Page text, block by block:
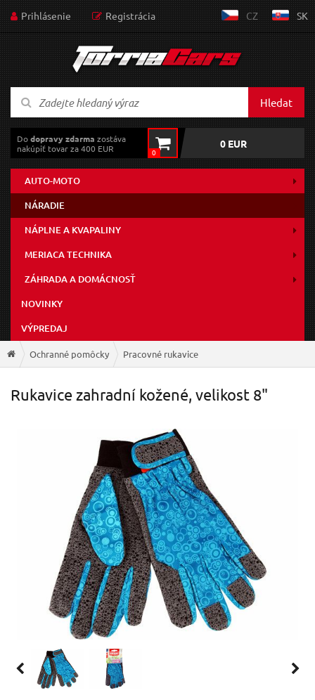
Prihlásenie Registrácia CZ SK
Hledat
Dodopravy zdarma zostáva
nakúpiť tovar za 400 EUR
0
0 EUR
AUTO-MOTO
NÁRADIE
NÁPLNE A KVAPALINY
MERIACA TECHNIKA
ZÁHRADA A DOMÁCNOSŤ
NOVINKY
VÝPREDAJ
Ochranné pomôcky Pracovné rukavice
Rukavice zahradní kožené, velikost 8"